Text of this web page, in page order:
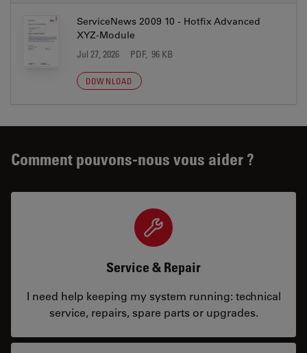
ServiceNews 2009 10 - Hotfix Advanced
XYZ-Module
Jul 27, 2026 PDF, 96 KB
DOWNLOAD
Comment pouvons-nous vous aider ?
Service & Repair
I need help keeping my system running: technical
service, repairs, spare parts or upgrades.